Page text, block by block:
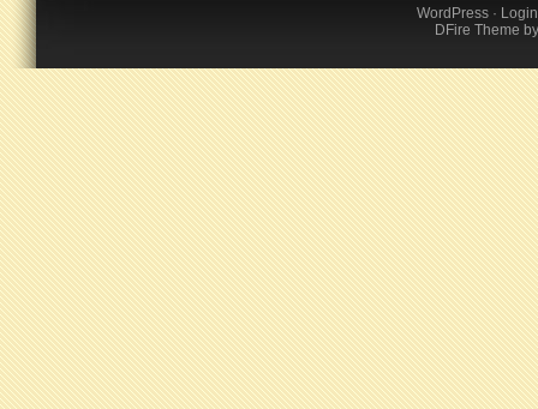
WordPress· Login
DFire Theme